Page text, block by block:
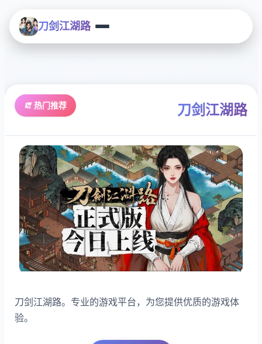
刀剑江湖路
🧯 热门推荐 刀剑江湖路
刀剑江湖路。专业的游戏平台，为您提供优质的游戏体
验。